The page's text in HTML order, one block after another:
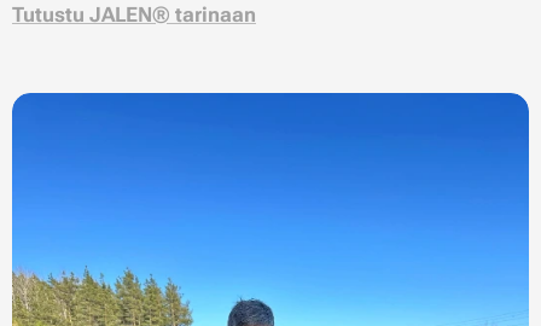
Tutustu JALEN® tarinaan